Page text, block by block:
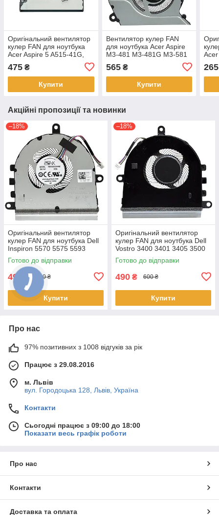
Оригінальний вентилятор
кулер FAN для ноутбука
Acer Aspire 5 A515-41G,
(DC28000NSF0)
475 ₴
Купити
Вентилятор кулер FAN
для ноутбука Acer Aspire
M3-481 M3-481G M3-581
580G M3 MA50
565₴
Купити
F5-
265
Акційні пропозиції та новинки
–18%
Оригінальний вентилятор
кулер FAN для ноутбука Dell
Inspiron 5570 5575 5593
3583 3584 3585 3593 3501
3502 3505 07MCD0 v.1
Готово до відправки
490 ₴ 600 ₴
Купити
–18%
Оригінальний вентилятор
кулер FAN для ноутбука Dell
Vostro 3400 3401 3405 3500
3501 (після 2020 року)
07MCD0 v.1
Готово до відправки
490 ₴ 600 ₴
Купити
Про нас
97% позитивних з 1008 відгуків за рік
Працює з 29.08.2016
м. Львів
вул. Городоцька 128, Львів, Україна
Контакти
Сьогодні працює з 09:00 до 18:00
Показати весь графік роботи
Про нас
Контакти
Доставка та оплата